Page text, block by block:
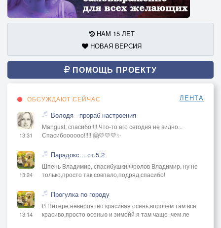
НАМ 15 ЛЕТ
НОВАЯ ВЕРСИЯ
ПОМОЩЬ ПРОЕКТУ
ОБСУЖДАЮТ СЕЙЧАС ЛЕНТА
13:31
Володя - прораб настроения
Mangust, спасибо!!!! Что-то его сегодня не видно...
Спасибоооооо!!!!! 🤗💛💛💛✨
13:24
Парадокс... ст.5.2
Шпень Владимир, спасибушки!Фролов Владимир, ну не
только,просто так совпало,подряд,спасибо!
13:14
Прогулка по городу
В Питере невероятно красивая осень,впрочем там все
красиво,просто осенью и зимойй я там чаще ,чем ле